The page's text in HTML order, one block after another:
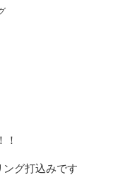
！
グ打込みです